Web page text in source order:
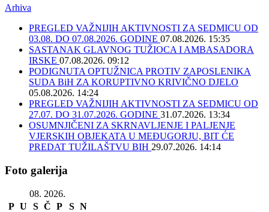
Arhiva
PREGLED VAŽNIJIH AKTIVNOSTI ZA SEDMICU OD
03.08. DO 07.08.2026. GODINE 07.08.2026. 15:35
SASTANAK GLAVNOG TUŽIOCA I AMBASADORA
IRSKE 07.08.2026. 09:12
PODIGNUTA OPTUŽNICA PROTIV ZAPOSLENIKA
SUDA BiH ZA KORUPTIVNO KRIVIČNO DJELO
05.08.2026. 14:24
PREGLED VAŽNIJIH AKTIVNOSTI ZA SEDMICU OD
27.07. DO 31.07.2026. GODINE 31.07.2026. 13:34
OSUMNJIČENI ZA SKRNAVLJENJE I PALJENJE
VJERSKIH OBJEKATA U MEĐUGORJU, BIT ĆE
PREDAT TUŽILAŠTVU BIH 29.07.2026. 14:14
Foto galerija
08. 2026.
P U S Č P S N